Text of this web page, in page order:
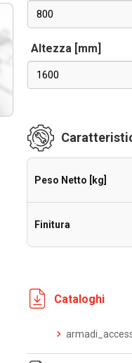
800
Altezza [mm]
1600
Peso Netto [kg]
Finitura
Cataloghi